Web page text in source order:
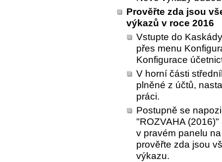
Prověřte zda jsou
výkazů v roce 2016
Vstupte do
přes menu
Konfigurace
V horní části
plněné z účtů,
práci.
Postupně se
"ROZVAHA
v pravém panelu
prověřte zda jsou
výkazu.